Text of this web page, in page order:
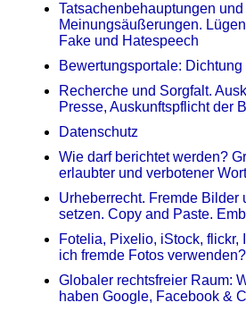
Tatsachenbehauptungen und
Meinungsäußerungen.
Fake und Hatespeech
Bewertungsportale:
Recherche und Sorgfalt.
Presse, Auskunftspflicht der
Datenschutz
Wie darf berichtet werden?
erlaubter und verbotener
Urheberrecht. Fremde Bilder
setzen. Copy and Paste.
Fotelia, Pixelio, iStock, flickr,
ich fremde Fotos verwenden?
Globaler rechtsfreier Raum:
haben Google, Facebook &